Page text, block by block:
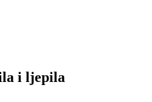
i ljepila